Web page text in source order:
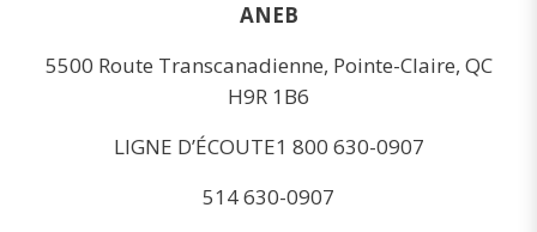
ANEB
5500 Route Transcanadienne, Pointe-Claire, QC
H9R 1B6
LIGNE D’ÉCOUTE1 800 630-0907
514 630-0907